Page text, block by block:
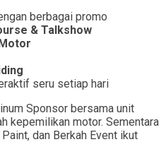
berbagai promo
& Talkshow
seru setiap hari
Sponsor bersama unit
kepemilikan motor. Sementara
dan Berkah Event ikut